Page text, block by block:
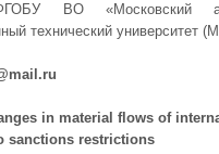
ВО «Московский
технический университет
in material flows of
sanctions restrictions